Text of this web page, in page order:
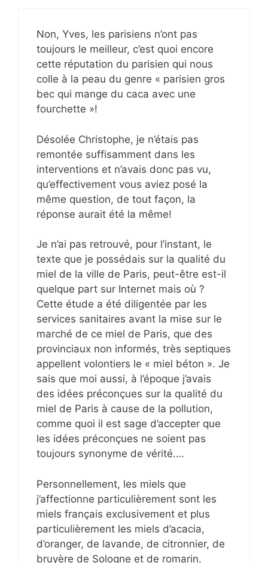
Non, Yves, les parisiens n’ont pas
toujours le meilleur, c’est quoi encore
cette réputation du parisien qui nous
colle à la peau du genre « parisien gros
bec qui mange du caca avec une
fourchette »!
Désolée Christophe, je n’étais pas
remontée suffisamment dans les
interventions et n’avais donc pas vu,
qu’effectivement vous aviez posé la
même question, de tout façon, la
réponse aurait été la même!
Je n’ai pas retrouvé, pour l’instant, le
texte que je possédais sur la qualité du
miel de la ville de Paris, peut-être est-il
quelque part sur Internet mais où ?
Cette étude a été diligentée par les
services sanitaires avant la mise sur le
marché de ce miel de Paris, que des
provinciaux non informés, très septiques
appellent volontiers le « miel béton ». Je
sais que moi aussi, à l’époque j’avais
des idées préconçues sur la qualité du
miel de Paris à cause de la pollution,
comme quoi il est sage d’accepter que
les idées préconçues ne soient pas
toujours synonyme de vérité….
Personnellement, les miels que
j’affectionne particulièrement sont les
miels français exclusivement et plus
particulièrement les miels d’acacia,
d’oranger, de lavande, de citronnier, de
bruyère de Sologne et de romarin.